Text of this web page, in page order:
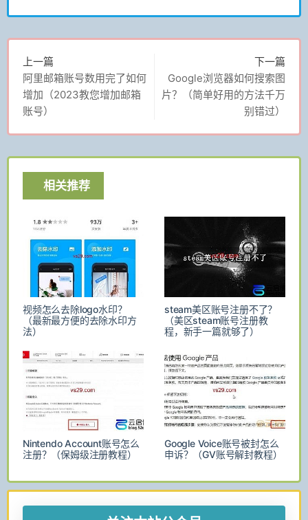
上一篇
阿里邮箱账号数用完了如何
增加（2023教您增加邮箱
账号）
下一篇
Google浏览器如何搜索图
片？（简单好用的方法千万
别错过）
相关推荐
视频怎么去除logo水印？
（最新最方便的去除水印方
法）
steam美区账号注册不了？
（美区steam账号注册教
程，新手一篇就够了）
Nintendo Account账号怎么
注册？（保姆级注册教程）
Google Voice账号被封怎么
申诉？（GV账号解封教程）